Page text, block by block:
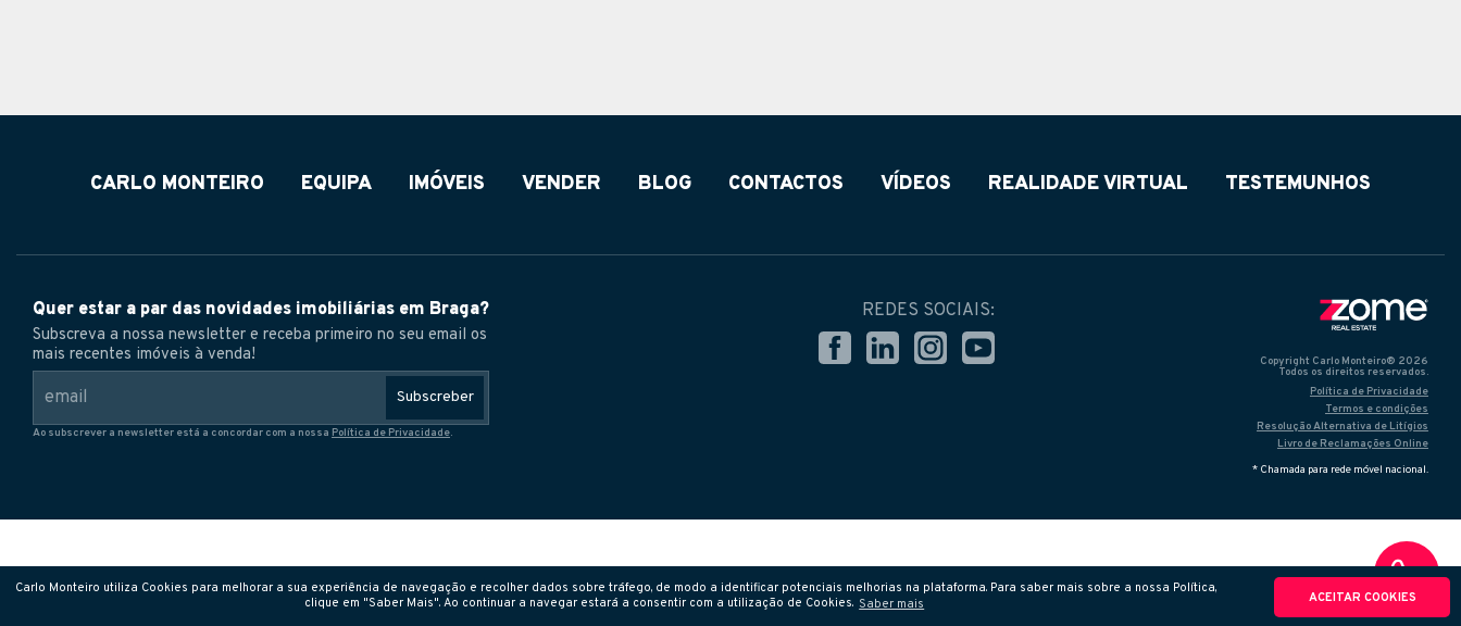
Carlo Monteiro utiliza Cookies para melhorar a sua experiência de navegação e recolher dados sobre tráfego, de modo a identificar potenciais melhorias na plataforma. Para saber mais sobre a nossa Política,
clique em "Saber Mais". Ao continuar a navegar estará a consentir com a utilização de Cookies. Saber mais ACEITAR COOKIES
CARLO MONTEIRO EQUIPA IMÓVEIS VENDER BLOG CONTACTOS VÍDEOS REALIDADE VIRTUAL TESTEMUNHOS
Quer estar a par das novidades imobiliárias em Braga?
Subscreva a nossa newsletter e receba primeiro no seu email os
mais recentes imóveis à venda!
Subscreber
Ao subscrever a newsletter está a concordar com a nossa Política de Privacidade.
REDES SOCIAIS:
Copyright Carlo Monteiro® 2026
Todos os direitos reservados.
Política de Privacidade
Termos e condições
Resolução Alternativa de Litígios
Livro de Reclamações Online
* Chamada para rede móvel nacional.